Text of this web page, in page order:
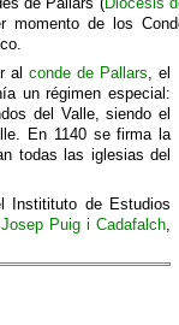
momento de los
al conde de Pallars, el
un régimen especial:
del Valle, siendo el
En 1140 se firma la
todas las iglesias del
Institituto de Estudios
Josep Puig i Cadafalch